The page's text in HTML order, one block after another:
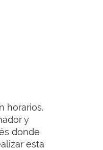
horarios.
y
donde
esta